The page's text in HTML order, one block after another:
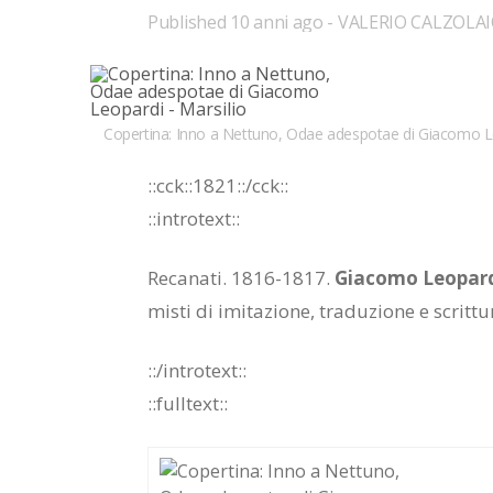
Published 10 anni ago VALERIO
Copertina: Inno a Nettuno, Odae adespotae di Giacomo
::cck::1821::/​cck::
::in­tro­text::
Re­ca­na­ti. 1816-1817. Gia­co­mo
mi­sti di imi­ta­zio­ne, tra­du­zio­ne e
::/in­tro­text::
::full­text::